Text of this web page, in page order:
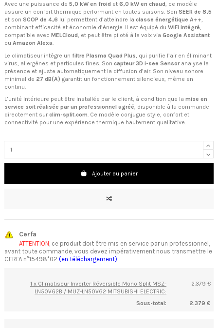
Avec une puissance de 5,0 kW en froid et 6,0 kW en chaud, ce modèle
assure un confort thermique performant en toutes saisons. Son SEER de 8,5
et son SCOP de 4,6 lui permettent d’atteindre la classe énergétique A++,
combinant efficacité et économie d’énergie. Il est équipé du WiFi intégré,
compatible avec MELCloud, et peut être piloté à la voix via Google Assistant
ou Amazon Alexa.
Le climatiseur intègre un filtre Plasma Quad Plus , qui purifie l’air en éliminant
virus, allergènes et particules fines. Son capteur 3D i-see Sensoranalyse la
présence et ajuste automatiquement la diffusion d’air. Son niveau sonore
minimal de 27 dB(A) garantit un fonctionnement silencieux, même en
continu.
L’unité intérieure peut être installée par le client, à condition que la mise en
service soit réalisée par un professionnel agréé, disponible à la commande
directement sur clim-split.com. Ce modèle conjugue style, confort et
connectivité pour une expérience thermique hautement qualitative.
Ajouter au panier
Cerfa
ATTENTION, ce produit doit être mis en service par un professionnel,
avant toute commande, vous devez impérativement nous transmettre le
CERFA n°15498*02 (en téléchargement)
1 x Climatiseur Inverter Réversible Mono Split MSZ-
LN50VG2B / MUZ-LN50VG2 MITSUBISHI ELECTRIC:
2.379 €
Sous-total: 2.379 €